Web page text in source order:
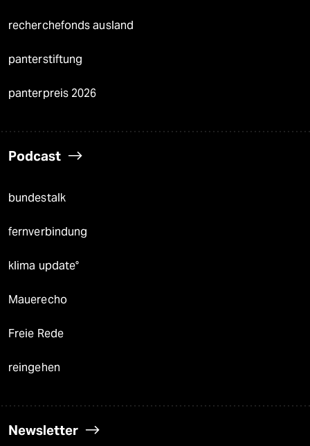
recherchefonds ausland
panterstiftung
panterpreis 2026
Podcast
bundestalk
fernverbindung
klima update°
Mauerecho
Freie Rede
reingehen
Newsletter